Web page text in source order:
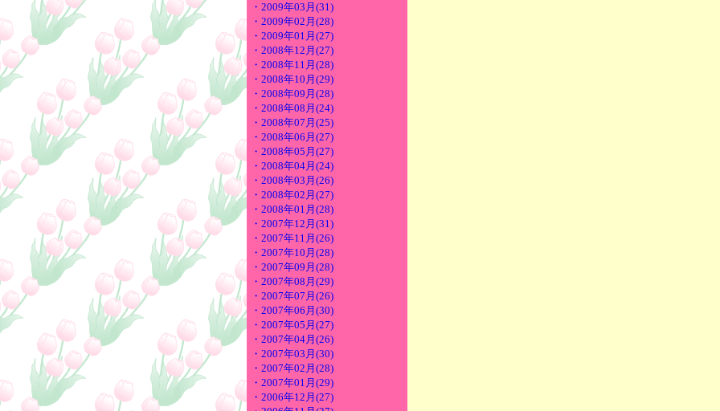
・2009年03月(31)
・2009年02月(28)
・2009年01月(27)
・2008年12月(27)
・2008年11月(28)
・2008年10月(29)
・2008年09月(28)
・2008年08月(24)
・2008年07月(25)
・2008年06月(27)
・2008年05月(27)
・2008年04月(24)
・2008年03月(26)
・2008年02月(27)
・2008年01月(28)
・2007年12月(31)
・2007年11月(26)
・2007年10月(28)
・2007年09月(28)
・2007年08月(29)
・2007年07月(26)
・2007年06月(30)
・2007年05月(27)
・2007年04月(26)
・2007年03月(30)
・2007年02月(28)
・2007年01月(29)
・2006年12月(27)